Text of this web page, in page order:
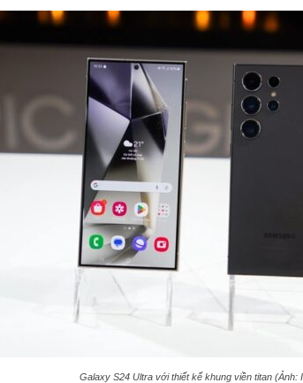
Galaxy S24 Ultra với thiết kế khung viền titan (Ảnh: